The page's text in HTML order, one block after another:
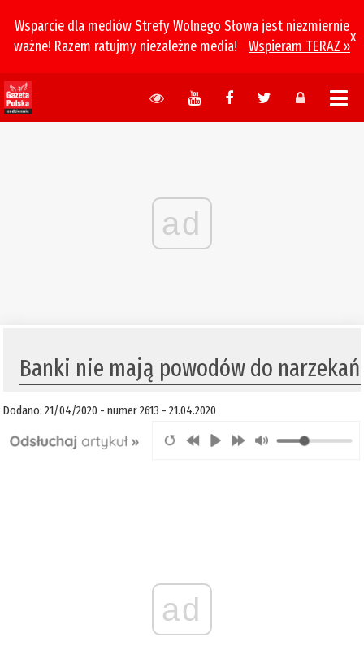
Wsparcie dla mediów Strefy Wolnego Słowa jest niezmiernie
ważne! Razem ratujmy niezależne media!
Wspieram TERAZ »
x
ad
Banki nie mają powodów do narzekań
Dodano: 21/04/2020 - numer 2613 - 21.04.2020
ad